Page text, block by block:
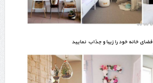
فضای خانه خود را زیبا و جذاب نمایید